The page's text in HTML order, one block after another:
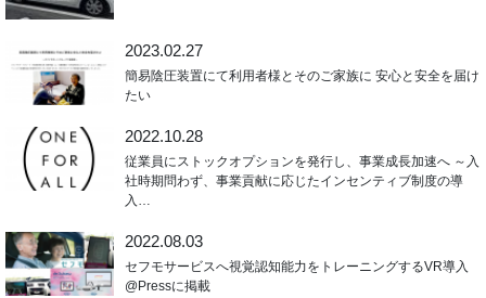
2023.02.27
簡易陰圧装置にて利用者様とそのご家族に 安心と安全を届け
たい
2022.10.28
従業員にストックオプションを発行し、事業成長加速へ ～入
社時期問わず、事業貢献に応じたインセンティブ制度の導
入…
2022.08.03
セフモサービスへ視覚認知能力をトレーニングするVR導入
@Pressに掲載